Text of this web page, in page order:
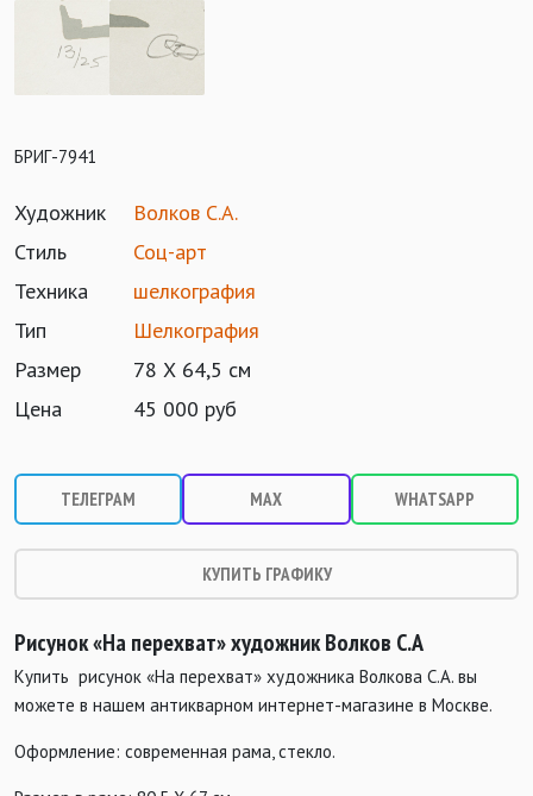
БРИГ-7941
Художник
Волков С.А.
Стиль
Соц-арт
Техника
шелкография
Тип
Шелкография
Размер
78 Х 64,5 см
Цена
45 000 руб
ТЕЛЕГРАМ MAX WHATSAPP
КУПИТЬ ГРАФИКУ
Рисунок «На перехват» художник Волков С.А
Купить рисунок «На перехват» художника Волкова С.А. вы
можете в нашем антикварном интернет-магазине в Москве.
Оформление: современная рама, стекло.